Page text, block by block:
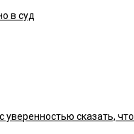
в суд
сказать, что